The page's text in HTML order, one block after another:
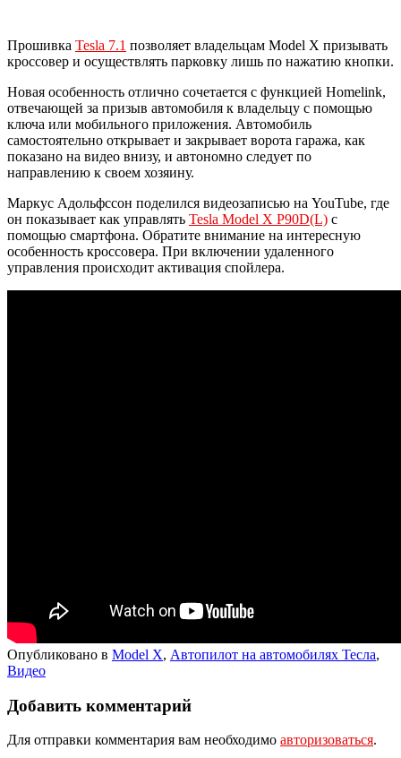
Прошивка Tesla 7.1 позволяет владельцам Model X призывать
кроссовер и осуществлять парковку лишь по нажатию кнопки.
Новая особенность отлично сочетается с функцией Homelink,
отвечающей за призыв автомобиля к владельцу с помощью
ключа или мобильного приложения. Автомобиль
самостоятельно открывает и закрывает ворота гаража, как
показано на видео внизу, и автономно следует по
направлению к своем хозяину.
Маркус Адольфссон поделился видеозаписью на YouTube, где
он показывает как управлять Tesla Model X P90D(L) с
помощью смартфона. Обратите внимание на интересную
особенность кроссовера. При включении удаленного
управления происходит активация спойлера.
Опубликовано в Model X, Автопилот на автомобилях Тесла,
Видео
Добавить комментарий
Для отправки комментария вам необходимо авторизоваться.